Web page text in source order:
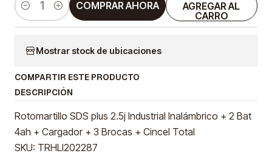
Cantidad
AGREGAR AL
CARRO
COMPRAR AHORA
Mostrar stock de ubicaciones
COMPARTIR ESTE PRODUCTO
DESCRIPCIÓN
Rotomartillo SDS plus 2.5j Industrial Inalámbrico + 2 Bat
4ah + Cargador + 3 Brocas + Cincel Total
SKU: TRHLI202287